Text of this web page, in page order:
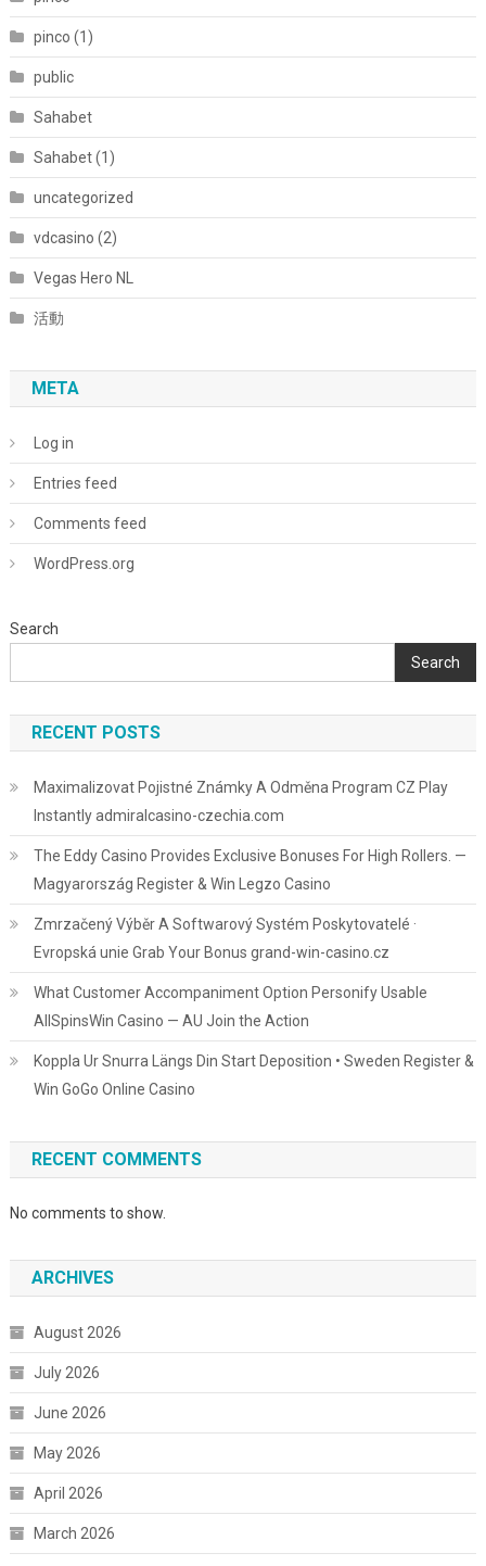
pinco (1)
public
Sahabet
Sahabet (1)
uncategorized
vdcasino (2)
Vegas Hero NL
活動
META
Log in
Entries feed
Comments feed
WordPress.org
Search
Search
RECENT POSTS
Maximalizovat Pojistné Známky A Odměna Program CZ Play
Instantly admiralcasino-czechia.com
The Eddy Casino Provides Exclusive Bonuses For High Rollers. —
Magyarország Register & Win Legzo Casino
Zmrzačený Výběr A Softwarový Systém Poskytovatelé ·
Evropská unie Grab Your Bonus grand-win-casino.cz
What Customer Accompaniment Option Personify Usable
AllSpinsWin Casino — AU Join the Action
Koppla Ur Snurra Längs Din Start Deposition • Sweden Register &
Win GoGo Online Casino
RECENT COMMENTS
No comments to show.
ARCHIVES
August 2026
July 2026
June 2026
May 2026
April 2026
March 2026